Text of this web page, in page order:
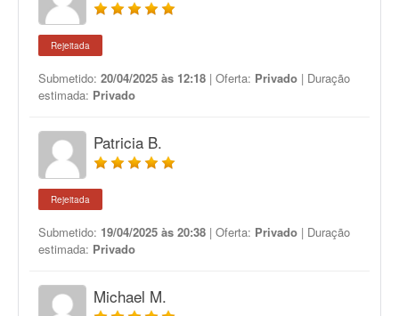
Rejeitada
Submetido: 20/04/2025 às 12:18 | Oferta: Privado | Duração
estimada: Privado
Patricia B.
Rejeitada
Submetido: 19/04/2025 às 20:38 | Oferta: Privado | Duração
estimada: Privado
Michael M.